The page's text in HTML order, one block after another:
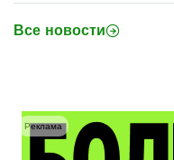
Все новости
Реклама